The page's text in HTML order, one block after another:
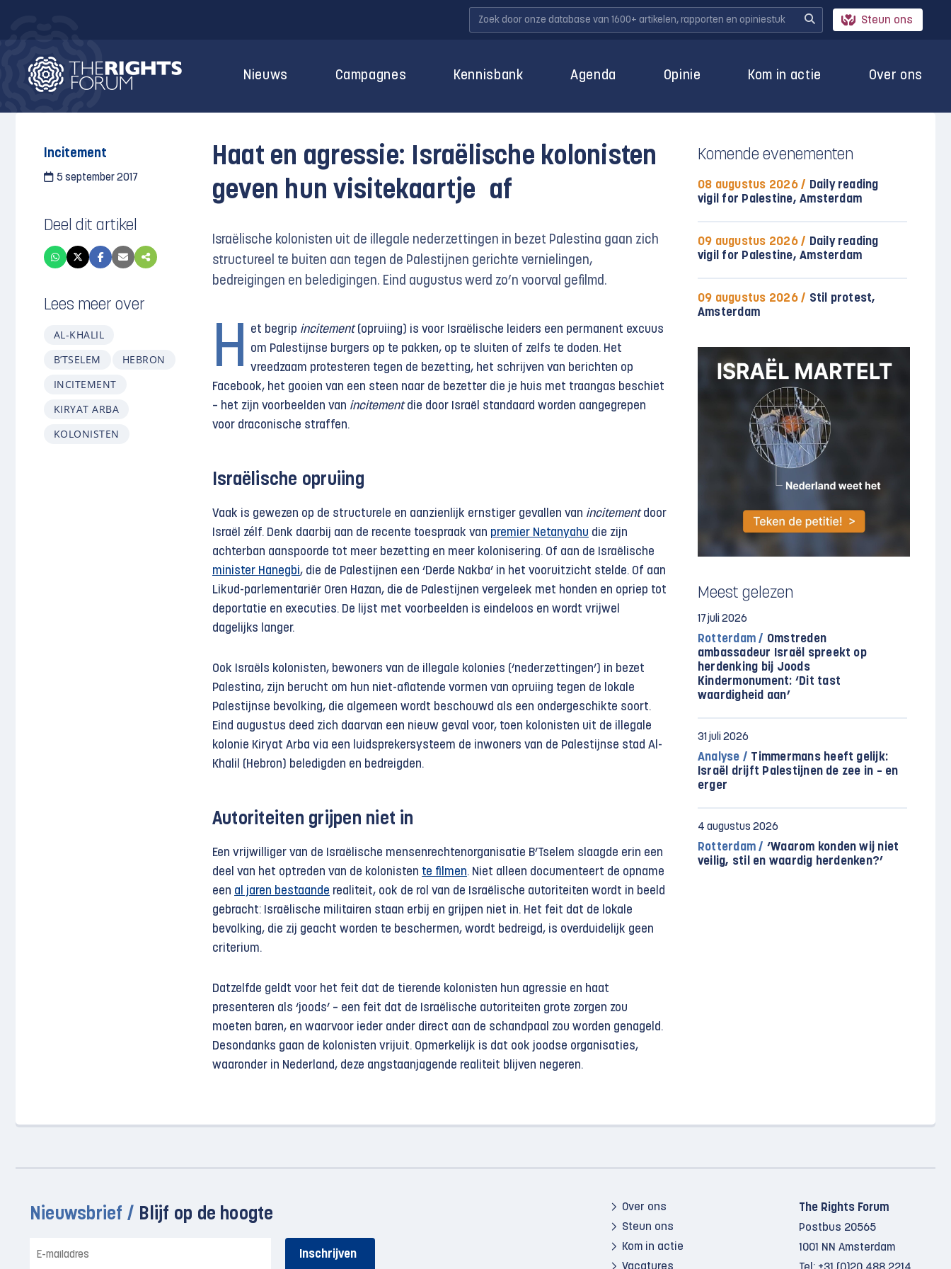
Steun ons
Nieuws Campagnes Kennisbank Agenda Opinie Kom in actie Over ons
Incitement
5 september 2017
Deel dit artikel
Lees meer over
AL-KHALIL
B’TSELEM
HEBRON
INCITEMENT
KIRYAT ARBA
KOLONISTEN
Haat en agressie: Israëlische kolonisten
geven hun visitekaartje af
Israëlische kolonisten uit de illegale nederzettingen in bezet Palestina gaan zich
structureel te buiten aan tegen de Palestijnen gerichte vernielingen,
bedreigingen en beledigingen. Eind augustus werd zo’n voorval gefilmd.
H et begrip incitement(opruiing) is voor Israëlische leiders een permanent excuus
om Palestijnse burgers op te pakken, op te sluiten of zelfs te doden. Het
vreedzaam protesteren tegen de bezetting, het schrijven van berichten op
Facebook, het gooien van een steen naar de bezetter die je huis met traangas beschiet
– het zijn voorbeelden van incitementdie door Israël standaard worden aangegrepen
voor draconische straffen.
Israëlische opruiing
Vaak is gewezen op de structurele en aanzienlijk ernstiger gevallen van incitementdoor
Israël zélf. Denk daarbij aan de recente toespraak van premier Netanyahu die zijn
achterban aanspoorde tot meer bezetting en meer kolonisering. Of aan de Israëlische
minister Hanegbi, die de Palestijnen een ‘Derde Nakba’ in het vooruitzicht stelde. Of aan
Likud-parlementariër Oren Hazan, die de Palestijnen vergeleek met honden en opriep tot
deportatie en executies. De lijst met voorbeelden is eindeloos en wordt vrijwel
dagelijks langer.
Ook Israëls kolonisten, bewoners van de illegale kolonies (‘nederzettingen’) in bezet
Palestina, zijn berucht om hun niet-aflatende vormen van opruiing tegen de lokale
Palestijnse bevolking, die algemeen wordt beschouwd als een ondergeschikte soort.
Eind augustus deed zich daarvan een nieuw geval voor, toen kolonisten uit de illegale
kolonie Kiryat Arba via een luidsprekersysteem de inwoners van de Palestijnse stad Al-
Khalil (Hebron) beledigden en bedreigden.
Autoriteiten grijpen niet in
Een vrijwilliger van de Israëlische mensenrechtenorganisatie B’Tselem slaagde erin een
deel van het optreden van de kolonisten te filmen. Niet alleen documenteert de opname
een al jaren bestaande realiteit, ook de rol van de Israëlische autoriteiten wordt in beeld
gebracht: Israëlische militairen staan erbij en grijpen niet in. Het feit dat de lokale
bevolking, die zij geacht worden te beschermen, wordt bedreigd, is overduidelijk geen
criterium.
Datzelfde geldt voor het feit dat de tierende kolonisten hun agressie en haat
presenteren als ‘joods’ – een feit dat de Israëlische autoriteiten grote zorgen zou
moeten baren, en waarvoor ieder ander direct aan de schandpaal zou worden genageld.
Desondanks gaan de kolonisten vrijuit. Opmerkelijk is dat ook joodse organisaties,
waaronder in Nederland, deze angstaanjagende realiteit blijven negeren.
Komende evenementen
08 augustus 2026 / Daily reading
vigil for Palestine, Amsterdam
09 augustus 2026 / Daily reading
vigil for Palestine, Amsterdam
09 augustus 2026 / Stil protest,
Amsterdam
Meest gelezen
17 juli 2026
Rotterdam / Omstreden
ambassadeur Israël spreekt op
herdenking bij Joods
Kindermonument: ‘Dit tast
waardigheid aan’
31 juli 2026
Analyse / Timmermans heeft gelijk:
Israël drijft Palestijnen de zee in – en
erger
4 augustus 2026
Rotterdam / ‘Waarom konden wij niet
veilig, stil en waardig herdenken?’
Nieuwsbrief / Blijf op de hoogte
mailadres
Over ons
Steun ons
Kom in actie
The Rights Forum
Postbus 20565
1001 NN Amsterdam